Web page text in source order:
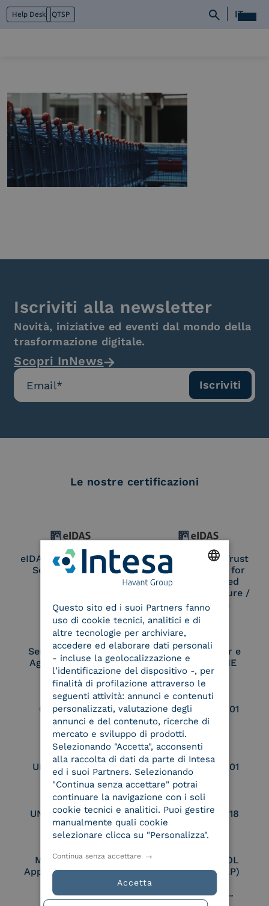
Help Desk QTSP IT
Cosa facciamo
Piattaforme
Industry
News e Media
Contattaci
Iscriviti alla newsletter
Novità, iniziative ed eventi dal mondo della
trasformazione digitale.
Scopri InNews
Le nostre certificazioni
eIDAS Qualified Trust
Service Provider
eIDAS Qualified Trust
Service Provider for
Remote Qualified
Electronic Signature /
Seal Creation
Service Provider e
Aggregatore SPID
Service Provider e
Aggregatore CIE
Conservatore
qualificato
UNI EN ISO 37001
UNI EN ISO 9001 UNI EN ISO 27001
UNI EN ISO 27017 UNI EN ISO 27018
Membro Adobe
Approved Trust List
Certified PEPPOL
Access Point (AP)
ITALIAN
Questo sito ed i suoi Partners fanno
uso di cookie tecnici, analitici e di
altre tecnologie per archiviare,
accedere ed elaborare dati personali
- incluse la geolocalizzazione e
l’identificazione del dispositivo -, per
finalità di profilazione attraverso le
seguenti attività: annunci e contenuti
personalizzati, valutazione degli
annunci e del contenuto, ricerche di
mercato e sviluppo di prodotti.
Selezionando "Accetta", acconsenti
alla raccolta di dati da parte di Intesa
ed i suoi Partners. Selezionando
"Continua senza accettare" potrai
continuare la navigazione con i soli
cookie tecnici e analitici. Puoi gestire
manualmente quali cookie
selezionare clicca su "Personalizza".
Accetta
Continua senza accettare